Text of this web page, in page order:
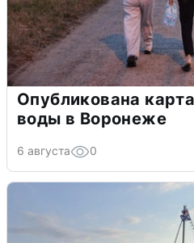
Опубликована
воды в Воронеже
6 августа 0